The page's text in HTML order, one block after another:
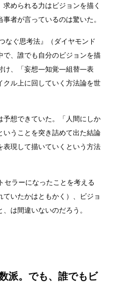
められる力はビジョンを描く
者が言っているのは驚いた。
なぐ思考法』（ダイヤモンド
、誰でも自分のビジョンを描
け、「妄想―知覚―組替―表
ル上に回していく方法論を世
想できていた。「人間にしか
うことを突き詰めて出た結論
現して描いていくという方法
セラーになったことを考える
いたかはともかく）、ビジョ
は間違いないのだろう。
派。でも、誰でもビ